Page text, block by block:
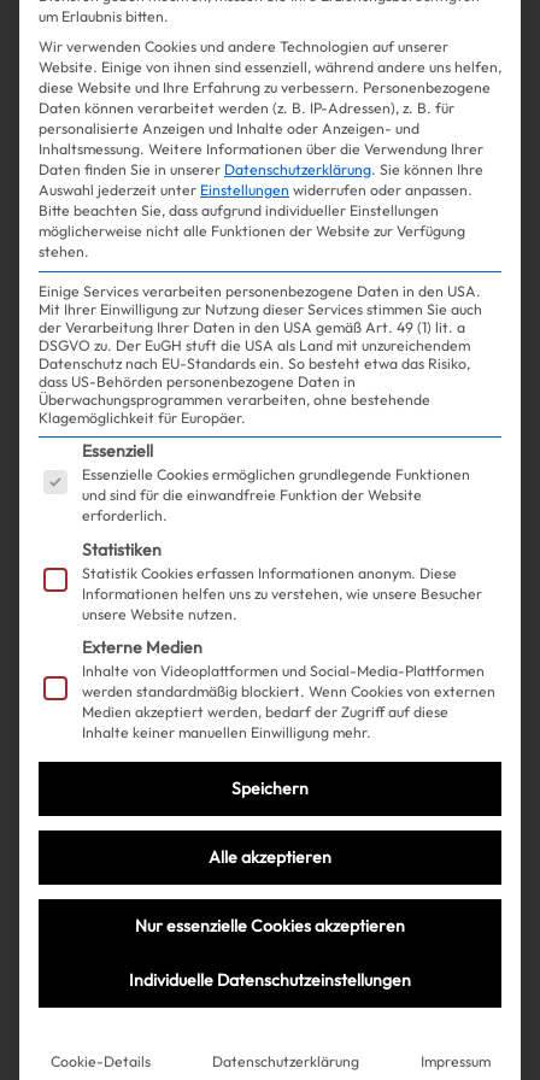
Win Win
Shopping Beauty| 09.04.2025
Diese Easter-Nails versüßen uns
die Schoko-Suche
Shopping Beauty| 18.02.2025
Baby-Chrome-Nails sind, was
du ab sofort haben willst!
Mehr lesen
um Erlaubnis bitten.
Wir verwenden Cookies und andere Technologien auf unserer
Website. Einige von ihnen sind essenziell, während andere uns helfen,
diese Website und Ihre Erfahrung zu verbessern. Personenbezogene
Daten können verarbeitet werden (z. B. IP-Adressen), z. B. für
personalisierte Anzeigen und Inhalte oder Anzeigen- und
Inhaltsmessung. Weitere Informationen über die Verwendung Ihrer
Daten finden Sie in unserer Datenschutzerklärung. Sie können Ihre
Auswahl jederzeit unter Einstellungen widerrufen oder anpassen.
Bitte beachten Sie, dass aufgrund individueller Einstellungen
möglicherweise nicht alle Funktionen der Website zur Verfügung
stehen.
Einige Services verarbeiten personenbezogene Daten in den USA.
Mit Ihrer Einwilligung zur Nutzung dieser Services stimmen Sie auch
der Verarbeitung Ihrer Daten in den USA gemäß Art. 49 (1) lit. a
DSGVO zu. Der EuGH stuft die USA als Land mit unzureichendem
Datenschutz nach EU-Standards ein. So besteht etwa das Risiko,
dass US-Behörden personenbezogene Daten in
Überwachungsprogrammen verarbeiten, ohne bestehende
Klagemöglichkeit für Europäer.
Es folgt eine Liste der Service-Gruppen, für die
Essenziell
Essenzielle Cookies ermöglichen grundlegende Funktionen
und sind für die einwandfreie Funktion der Website
erforderlich.
Statistiken
Statistik Cookies erfassen Informationen anonym. Diese
Informationen helfen uns zu verstehen, wie unsere Besucher
unsere Website nutzen.
Externe Medien
Inhalte von Videoplattformen und Social-Media-Plattformen
werden standardmäßig blockiert. Wenn Cookies von externen
Medien akzeptiert werden, bedarf der Zugriff auf diese
Inhalte keiner manuellen Einwilligung mehr.
Speichern
Alle akzeptieren
Nur essenzielle Cookies akzeptieren
Individuelle Datenschutzeinstellungen
Cookie-Details Datenschutzerklärung Impressum